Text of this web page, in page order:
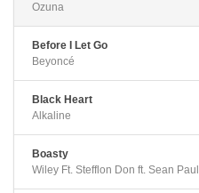
Ozuna
Before I Let Go
Beyoncé
Black Heart
Alkaline
Boasty
Wiley Ft. Stefflon Don ft. Sean Paul